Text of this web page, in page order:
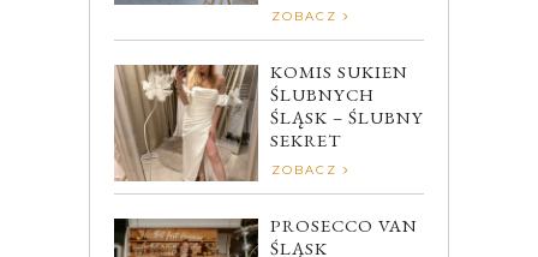
ZOBACZ
KOMIS SUKIEN
ŚLUBNYCH
ŚLĄSK – ŚLUBNY
SEKRET
ZOBACZ
PROSECCO VAN
ŚLĄSK